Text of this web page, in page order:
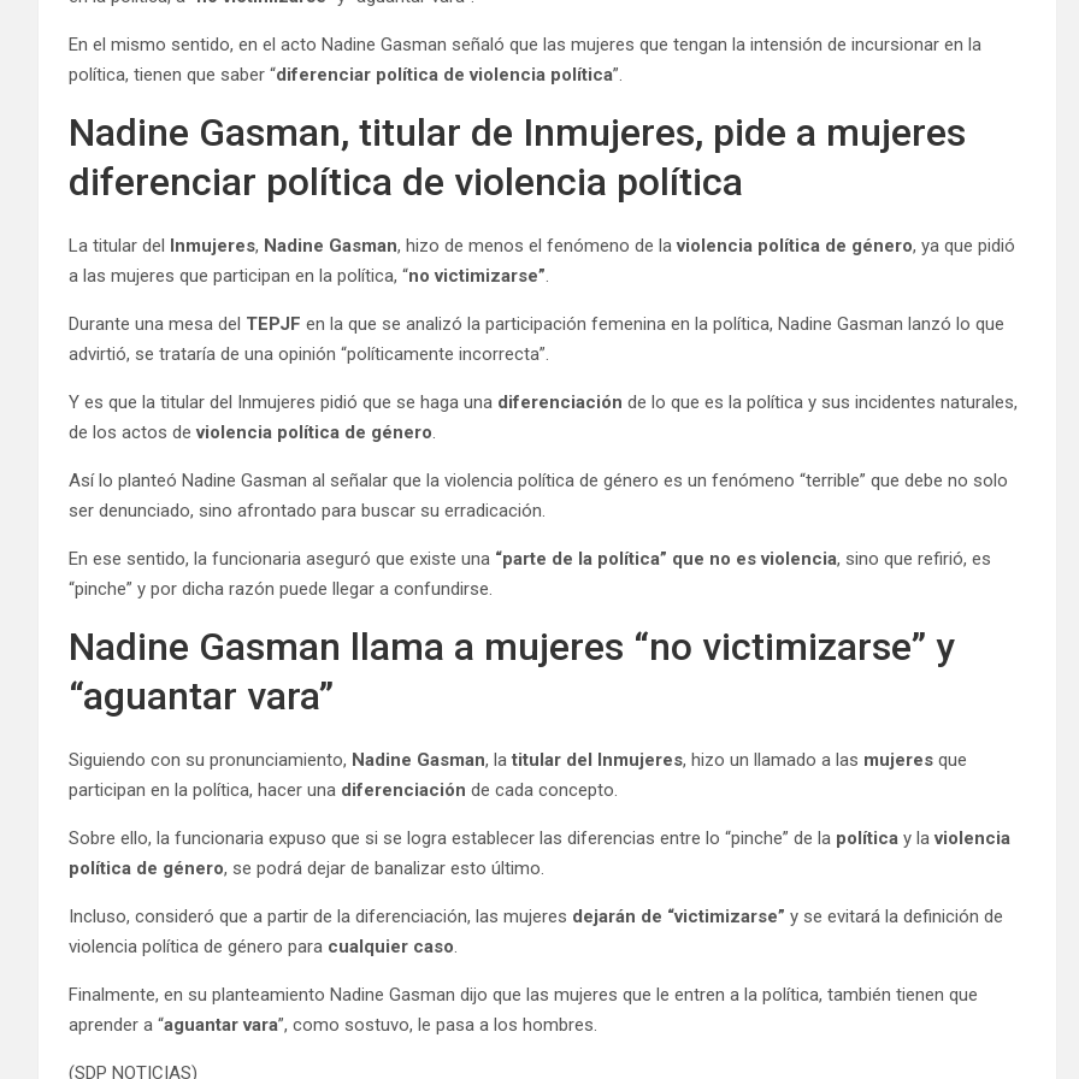
En el mismo sentido, en el acto Nadine Gasman señaló que las mujeres que tengan la intensión de incursionar en la
política, tienen que saber “diferenciar política de violencia política”.
Nadine Gasman, titular de Inmujeres, pide a mujeres
diferenciar política de violencia política
La titular del Inmujeres, Nadine Gasman, hizo de menos el fenómeno de laviolencia política de género, ya que pidió
a las mujeres que participan en la política, “no victimizarse”.
Durante una mesa del TEPJF en la que se analizó la participación femenina en la política, Nadine Gasman lanzó lo que
advirtió, se trataría de una opinión “políticamente incorrecta”.
Y es que la titular del Inmujeres pidió que se haga una diferenciación de lo que es la política y sus incidentes naturales,
de los actos deviolencia política de género.
Así lo planteó Nadine Gasman al señalar que la violencia política de género es un fenómeno “terrible” que debe no solo
ser denunciado, sino afrontado para buscar su erradicación.
En ese sentido, la funcionaria aseguró que existe una “parte de la política” que no es violencia, sino que refirió, es
“pinche” y por dicha razón puede llegar a confundirse.
Nadine Gasman llama a mujeres “no victimizarse” y
“aguantar vara”
Siguiendo con su pronunciamiento, Nadine Gasman, latitular del Inmujeres, hizo un llamado a las mujeres que
participan en la política, hacer una diferenciación de cada concepto.
Sobre ello, la funcionaria expuso que si se logra establecer las diferencias entre lo “pinche” de la política y laviolencia
política de género, se podrá dejar de banalizar esto último.
Incluso, consideró que a partir de la diferenciación, las mujeres dejarán de “victimizarse” y se evitará la definición de
violencia política de género para cualquier caso.
Finalmente, en su planteamiento Nadine Gasman dijo que las mujeres que le entren a la política, también tienen que
aprender a “aguantar vara”, como sostuvo, le pasa a los hombres.
(SDP NOTICIAS)